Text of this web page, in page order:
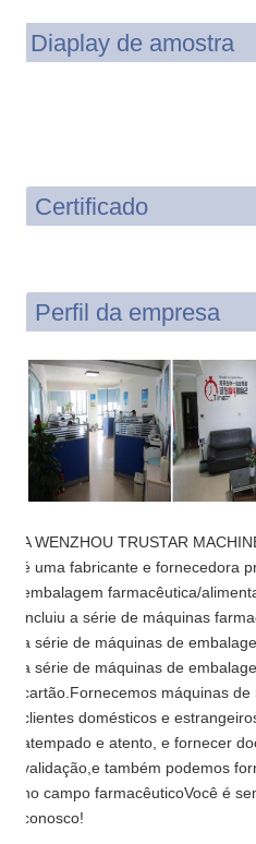
Diaplay de amostra
Certificado
Perfil da empresa
A WENZHOU TRUSTAR
é uma fabricante e fornecedora
embalagem farmacêutica/
incluiu a série de máquinas
a série de máquinas de
a série de máquinas de
cartão.Fornecemos máquinas
clientes domésticos e
atempado e atento, e fornecer
validação,e também podemos
no campo farmacêuticoVocê é
conosco!